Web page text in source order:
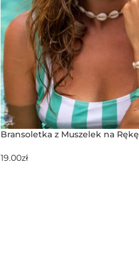
Bransoletka z Muszelek na Rękę
19.00zł